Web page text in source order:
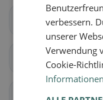
Lumino
Acquarossa
Serravalle
verbessern.
unserer
Verwendung
Cookie-
Informationen